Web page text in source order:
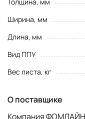
Ширина, мм
Длина, мм
Вид ППУ
Вес листа, кг
О поставщике
Компания ФОМЛАЙН